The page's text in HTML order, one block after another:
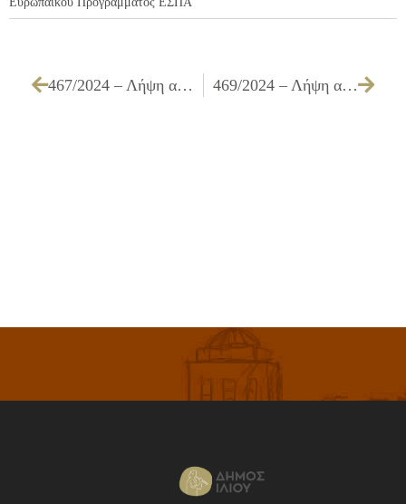
467/2024 – Λήψη απόφασης κατάργησης φωτεινού σηματοδότη στη συμβολή της οδού Μπίμπιζα & Σιδηροδρομικών Γραμμών (καταργημένη σιδηροδρομική γραμμή ΟΣΕ – Πελοποννήσου) 469/2024 – Λήψη απόφασης για την οριστικοποίηση της χωροθέτησης 2 υπόγειων γωνιών ανακύκλωσης, στο Δήμο Ιλίου, που αφορά το πρόγραμμα «Αντώνης Τρίτσης»